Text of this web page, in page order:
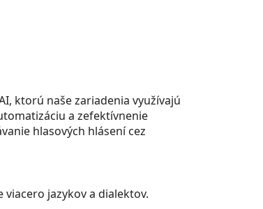
ktorú naše zariadenia využívajú
a zefektívnenie
hlasových hlásení cez
jazykov a dialektov.